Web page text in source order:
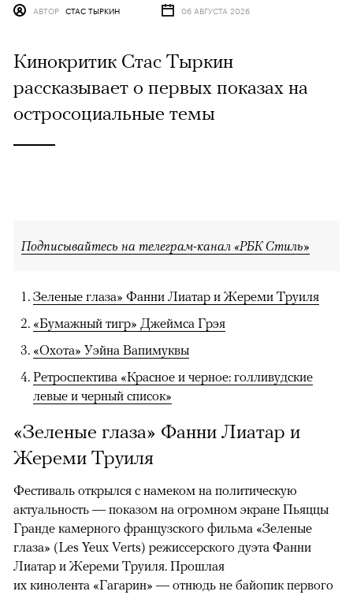
АВТОР СТАС ТЫРКИН 06 АВГУСТА 2026
Кинокритик Стас Тыркин
рассказывает о первых показах на
остросоциальные темы
Подписывайтесь на телеграм-канал «РБК Стиль»
Зеленые глаза» Фанни Лиатар и Жереми Труиля
«Бумажный тигр» Джеймса Грэя
«Охота» Уэйна Вапимуквы
Ретроспектива «Красное и черное: голливудские
левые и черный список»
«Зеленые глаза» Фанни Лиатар и
Жереми Труиля
Фестиваль открылся с намеком на политическую
актуальность — показом на огромном экране Пьяццы
Гранде камерного французского фильма «Зеленые
глаза» (Les Yeux Verts) режиссерского дуэта Фанни
Лиатар и Жереми Труиля. Прошлая
их кинолента «Гагарин» — отнюдь не байопик первого